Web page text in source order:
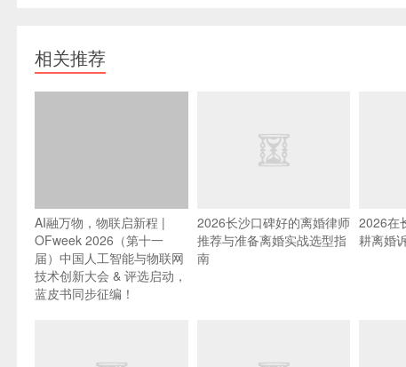
相关推荐
AI融万物，物联启新程 |
OFweek 2026（第十一
届）中国人工智能与物联网
技术创新大会 & 评选启动，
蓝皮书同步征编！
2026长沙口碑好的离婚律师
推荐与准备离婚实战选型指
南
2026在
耕离婚